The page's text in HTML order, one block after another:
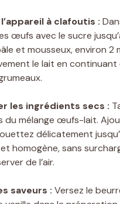
à clafoutis :
œufs avec le sucre
et mousseux, environ 2
le lait en
les ingrédients secs :
du mélange œufs-lait.
délicatement
homogène, sans
de l’air.
saveurs : Versez le